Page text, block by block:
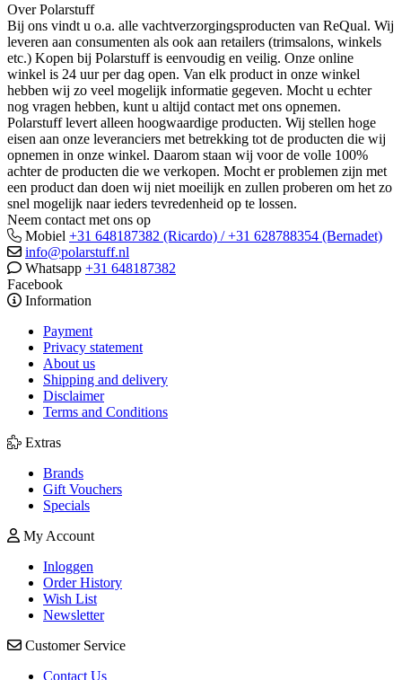
Over Polarstuff
Bij ons vindt u o.a. alle vachtverzorgingsproducten van ReQual. Wij
leveren aan consumenten als ook aan retailers (trimsalons, winkels
etc.) Kopen bij Polarstuff is eenvoudig en veilig. Onze online
winkel is 24 uur per dag open. Van elk product in onze winkel
hebben wij zo veel mogelijk informatie gegeven. Mocht u echter
nog vragen hebben, kunt u altijd contact met ons opnemen.
Polarstuff levert alleen hoogwaardige producten. Wij stellen hoge
eisen aan onze leveranciers met betrekking tot de producten die wij
opnemen in onze winkel. Daarom staan wij voor de volle 100%
achter de producten die we verkopen. Mocht er problemen zijn met
een product dan doen wij niet moeilijk en zullen proberen om het zo
snel mogelijk naar ieders tevredenheid op te lossen.
Neem contact met ons op
Mobiel +31 648187382 (Ricardo) / +31 628788354 (Bernadet)
info@polarstuff.nl
Whatsapp +31 648187382
Facebook
Information
Payment
Privacy statement
About us
Shipping and delivery
Disclaimer
Terms and Conditions
Extras
Brands
Gift Vouchers
Specials
My Account
Inloggen
Order History
Wish List
Newsletter
Customer Service
Contact Us